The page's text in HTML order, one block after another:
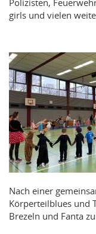
Polizisten,
girls und vielen
Nach einer
Körperteilblues und
Brezeln und Fanta